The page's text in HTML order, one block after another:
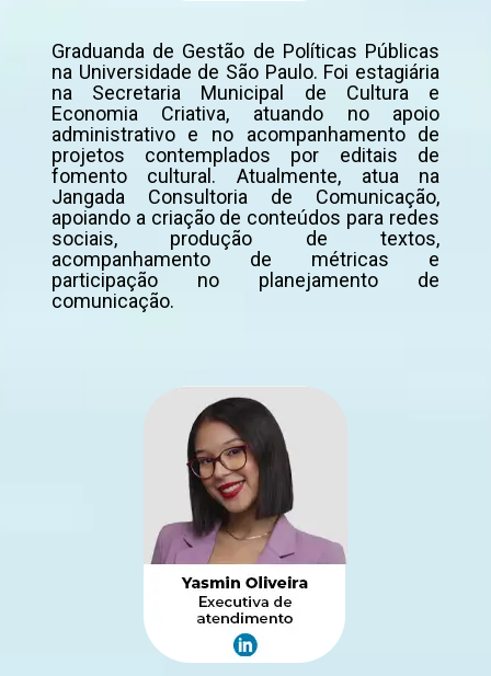
Graduanda de Gestão de Políticas Públicas
na Universidade de São Paulo. Foi estagiária
na Secretaria Municipal de Cultura e
Economia Criativa, atuando no apoio
administrativo e no acompanhamento de
projetos contemplados por editais de
fomento cultural. Atualmente, atua na
Jangada Consultoria de Comunicação,
apoiando a criação de conteúdos para redes
sociais, produção de textos,
acompanhamento de métricas e
participação no planejamento de
comunicação.